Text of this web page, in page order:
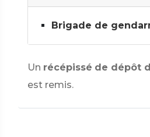
Brigade de
Un récépissé de dépôt
est remis.